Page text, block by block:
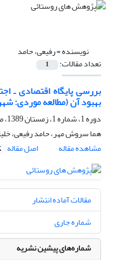
نویسنده =رفیعی، حامد
تعداد مقالات: 1
بررسی پایگاه اقتصادی ـ
بهبود آن (مطالعه موردی:
دوره 1، شماره 1، زمستان 1389، صفحه
هما سروش مهر، حامد رفیعی،
مشاهده مقاله
اصل مقاله
مقالات آماده انتشار
شماره جاری
شماره‌های پیشین نشریه